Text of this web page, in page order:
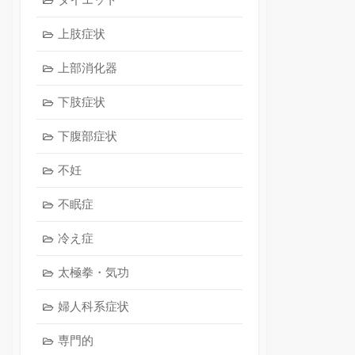
上肢症状
上部消化器
下肢症状
下腹部症状
不妊
不眠症
冷え症
太極拳・気功
婦人科系症状
専門的